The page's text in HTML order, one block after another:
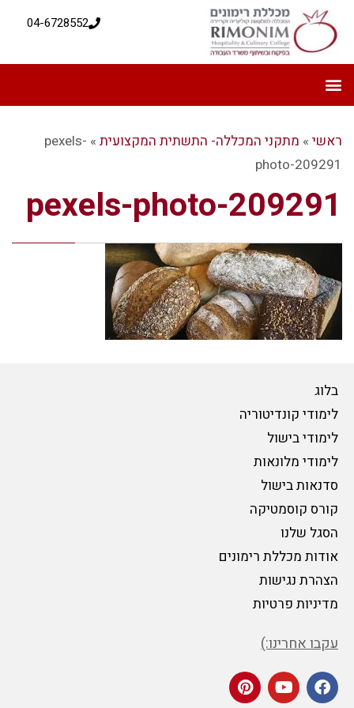
04-6728552
ראשי » מתקני המכללה- התשתית המקצועית »
pexels-
photo-209291
pexels-photo-209291
בלוג
לימודי קונדיטוריה
לימודי בישול
לימודי מלונאות
סדנאות בישול
קורס קוסמטיקה
הסגל שלנו
אודות מכללת רימונים
הצהרת נגישות
מדיניות פרטיות
עקבו אחרינו:)